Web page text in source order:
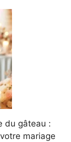
du gâteau :
mariage